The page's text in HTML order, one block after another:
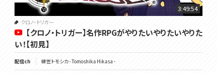
3:49:54
クロノ・トリガー
【クロノ・トリガー】名作RPGがやりたいやりたいやりた
い！【初見】
配信ch 緋笠トモシカ - Tomoshika Hikasa -